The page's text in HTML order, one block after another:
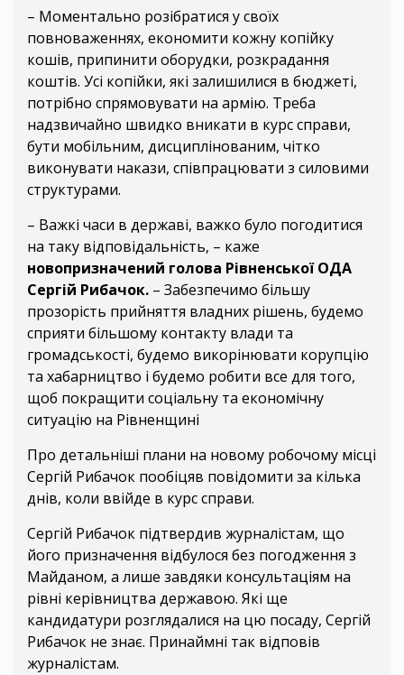
– Моментально розібратися у своїх
повноваженнях, економити кожну копійку
кошів, припинити оборудки, розкрадання
коштів. Усі копійки, які залишилися в бюджеті,
потрібно спрямовувати на армію. Треба
надзвичайно швидко вникати в курс справи,
бути мобільним, дисциплінованим, чітко
виконувати накази, співпрацювати з силовими
структурами.
– Важкі часи в державі, важко було погодитися
на таку відповідальність, – каже
новопризначений голова Рівненської ОДА
Сергій Рибачок. – Забезпечимо більшу
прозорість прийняття владних рішень, будемо
сприяти більшому контакту влади та
громадськості, будемо викорінювати корупцію
та хабарництво і будемо робити все для того,
щоб покращити соціальну та економічну
ситуацію на Рівненщині
Про детальніші плани на новому робочому місці
Сергій Рибачок пообіцяв повідомити за кілька
днів, коли ввійде в курс справи.
Сергій Рибачок підтвердив журналістам, що
його призначення відбулося без погодження з
Майданом, а лише завдяки консультаціям на
рівні керівництва державою. Які ще
кандидатури розглядалися на цю посаду, Сергій
Рибачок не знає. Принаймні так відповів
журналістам.